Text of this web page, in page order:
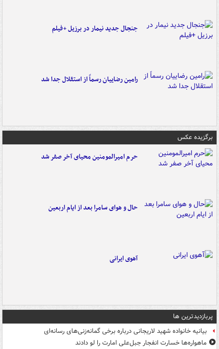
جنجال جدید نیمار در برزیل +فیلم
رامین رضاییان رسماً از استقلال جدا شد
برگزیده عکس
حرم امیرالمومنین محیای آخر صفر شد
حال و هوای سامرا بعد از ایام اربعین
آهوی ایرانی
پربازدیدترین ها
بیانیه خانواده شهید لاریجانی درباره برخی گمانه‌زنی‌های رسانه‌ای
ماهواره‌ها خسارت انفجار جبل‌علی امارت را لو دادند